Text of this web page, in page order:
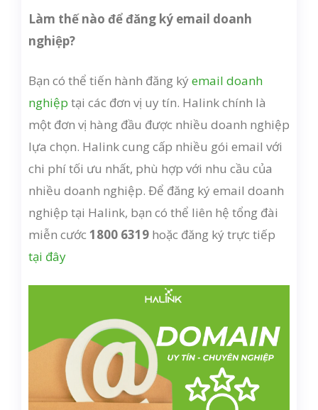
Làm thế nào để đăng ký email doanh
nghiệp?
Bạn có thể tiến hành đăng ký email doanh
nghiệp tại các đơn vị uy tín. Halink chính là
một đơn vị hàng đầu được nhiều doanh nghiệp
lựa chọn. Halink cung cấp nhiều gói email với
chi phí tối ưu nhất, phù hợp với nhu cầu của
nhiều doanh nghiệp. Để đăng ký email doanh
nghiệp tại Halink, bạn có thể liên hệ tổng đài
miễn cước 1800 6319 hoặc đăng ký trực tiếp
tại đây